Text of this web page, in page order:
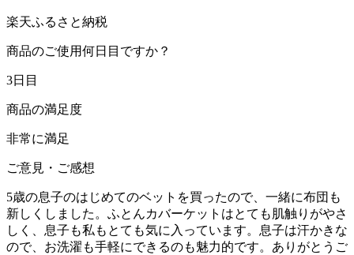
楽天ふるさと納税
商品のご使用何日目ですか？
3日目
商品の満足度
非常に満足
ご意見・ご感想
5歳の息子のはじめてのベットを買ったので、一緒に布団も
新しくしました。ふとんカバーケットはとても肌触りがやさ
しく、息子も私もとても気に入っています。息子は汗かきな
ので、お洗濯も手軽にできるのも魅力的です。ありがとうご